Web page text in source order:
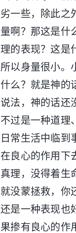
劣一些，除此之
量啊？那这是什
理的表现？这是
所以身量很小。
什么？就是神的
说法，神的话还
不过是一种道理
日常生活中临到
在良心的作用下
真理，没得着生
就没蒙拯救，你
还是一种表现也
果掺有良心的作